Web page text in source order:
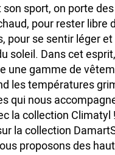
son sport, on porte
pour rester libre
pour se sentir léger
soleil. Dans cet
une gamme de
les températures
qui nous
la collection Climatyl
la collection
proposons des